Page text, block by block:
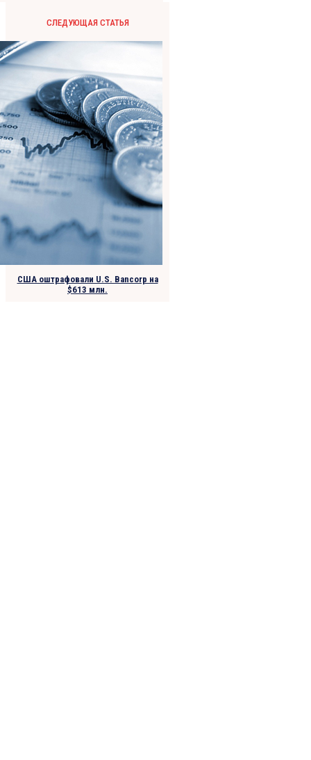
СЛЕДУЮЩАЯ СТАТЬЯ
США оштрафовали U.S. Bancorp на
$613 млн.